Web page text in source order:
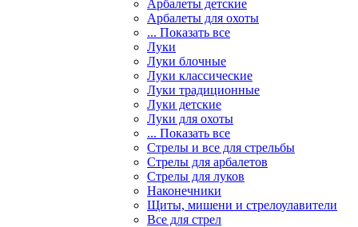
Арбалеты детские
Арбалеты для охоты
... Показать все
Луки
Луки блочные
Луки классические
Луки традиционные
Луки детские
Луки для охоты
... Показать все
Стрелы и все для стрельбы
Стрелы для арбалетов
Стрелы для луков
Наконечники
Щиты, мишени и стрелоулавители
Все для стрел